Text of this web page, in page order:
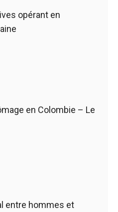
opérant en
en Colombie – Le
entre hommes et